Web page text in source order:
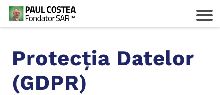
Protecția Datelor
(GDPR)